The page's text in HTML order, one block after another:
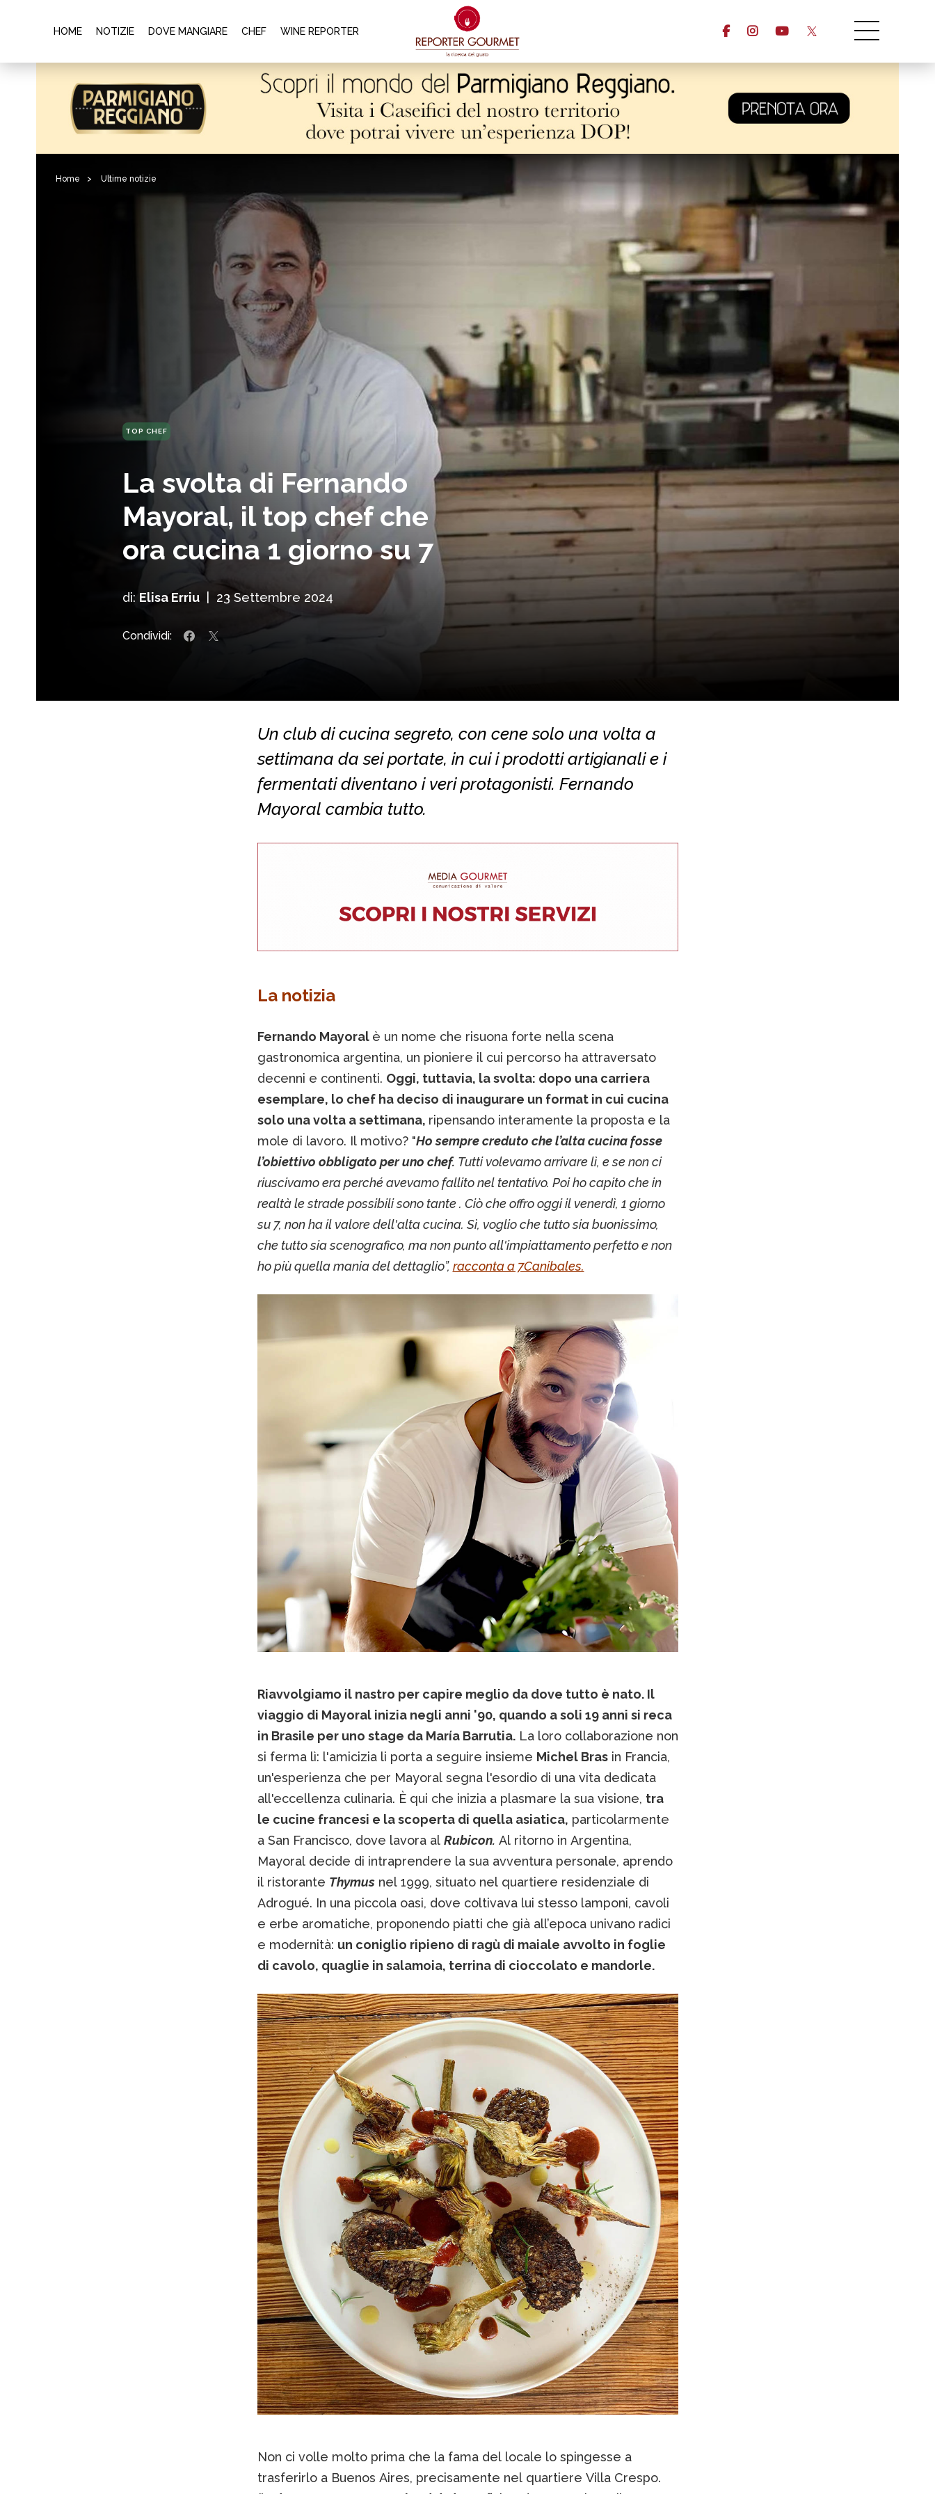
HOME NOTIZIE DOVE MANGIARE CHEF WINE REPORTER
Home > Ultime notizie
TOP CHEF
La svolta di Fernando
Mayoral, il top chef che
ora cucina 1 giorno su 7
di: Elisa Erriu 23 Settembre 2024
Condividi:
Un club di cucina segreto, con cene solo una volta a
settimana da sei portate, in cui i prodotti artigianali e i
fermentati diventano i veri protagonisti. Fernando
Mayoral cambia tutto.
La notizia
Fernando Mayoral è un nome che risuona forte nella scena
gastronomica argentina, un pioniere il cui percorso ha attraversato
decenni e continenti. Oggi, tuttavia, la svolta: dopo una carriera
esemplare, lo chef ha deciso di inaugurare un format in cui cucina
solo una volta a settimana, ripensando interamente la proposta e la
mole di lavoro. Il motivo? "Ho sempre creduto che l’alta cucina fosse
l’obiettivo obbligato per uno chef. Tutti volevamo arrivare lì, e se non ci
riuscivamo era perché avevamo fallito nel tentativo. Poi ho capito che in
realtà le strade possibili sono tante . Ciò che offro oggi il venerdì, 1 giorno
su 7, non ha il valore dell'alta cucina. Sì, voglio che tutto sia buonissimo,
che tutto sia scenografico, ma non punto all'impiattamento perfetto e non
ho più quella mania del dettaglio”, racconta a 7Canibales.
Riavvolgiamo il nastro per capire meglio da dove tutto è nato. Il
viaggio di Mayoral inizia negli anni '90, quando a soli 19 anni si reca
in Brasile per uno stage da María Barrutia.La loro collaborazione non
si ferma lì: l'amicizia li porta a seguire insieme Michel Brasin Francia,
un'esperienza che per Mayoral segna l'esordio di una vita dedicata
all'eccellenza culinaria. È qui che inizia a plasmare la sua visione, tra
le cucine francesi e la scoperta di quella asiatica, particolarmente
a San Francisco, dove lavora al Rubicon. Al ritorno in Argentina,
Mayoral decide di intraprendere la sua avventura personale, aprendo
il ristorante Thymusnel 1999, situato nel quartiere residenziale di
Adrogué. In una piccola oasi, dove coltivava lui stesso lamponi, cavoli
e erbe aromatiche, proponendo piatti che già all’epoca univano radici
e modernità: un coniglio ripieno di ragù di maiale avvolto in foglie
di cavolo, quaglie in salamoia, terrina di cioccolato e mandorle.
Non ci volle molto prima che la fama del locale lo spingesse a
trasferirlo a Buenos Aires, precisamente nel quartiere Villa Crespo.